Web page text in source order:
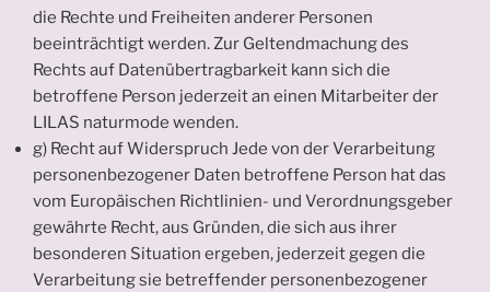
die Rechte und Freiheiten anderer Personen
beeinträchtigt werden. Zur Geltendmachung des
Rechts auf Datenübertragbarkeit kann sich die
betroffene Person jederzeit an einen Mitarbeiter der
LILAS naturmode wenden.
g) Recht auf Widerspruch Jede von der Verarbeitung
personenbezogener Daten betroffene Person hat das
vom Europäischen Richtlinien- und Verordnungsgeber
gewährte Recht, aus Gründen, die sich aus ihrer
besonderen Situation ergeben, jederzeit gegen die
Verarbeitung sie betreffender personenbezogener